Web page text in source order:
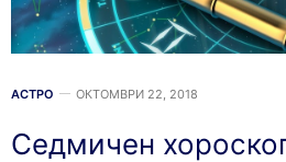
АСТРО ОКТОМВРИ 22, 2018
Седмичен